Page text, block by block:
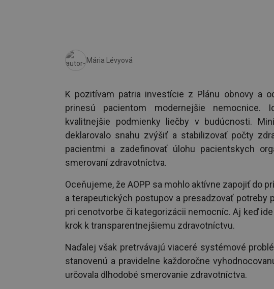
Mária Lévyová
K pozitívam patria investície z Plánu obnovy a
prinesú pacientom modernejšie nemocnice.
kvalitnejšie podmienky liečby v budúcnosti.
deklarovalo snahu zvýšiť a stabilizovať počty
pacientmi a zadefinovať úlohu pacientskych
smerovaní zdravotníctva.
Oceňujeme, že AOPP sa mohlo aktívne zapojiť do
a terapeutických postupov a presadzovať potreby
pri cenotvorbe či kategorizácii nemocníc. Aj keď
krok k transparentnejšiemu zdravotníctvu.
Naďalej však pretrvávajú viaceré systémové
stanovenú a pravidelne každoročne
určovala dlhodobé smerovanie zdravotníctva.